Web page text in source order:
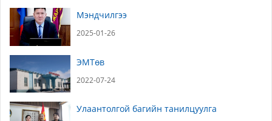
Мэндчилгээ
2025-01-26
ЭМТөв
2022-07-24
Улаантолгой багийн танилцуулга